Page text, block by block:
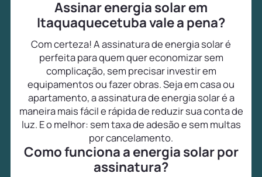
Assinar energia solar em
Itaquaquecetuba vale a pena?
Com certeza! A assinatura de energia solar é
perfeita para quem quer economizar sem
complicação, sem precisar investir em
equipamentos ou fazer obras. Seja em casa ou
apartamento, a assinatura de energia solar é a
maneira mais fácil e rápida de reduzir sua conta de
luz. E o melhor: sem taxa de adesão e sem multas
por cancelamento.
Como funciona a energia solar por
assinatura?